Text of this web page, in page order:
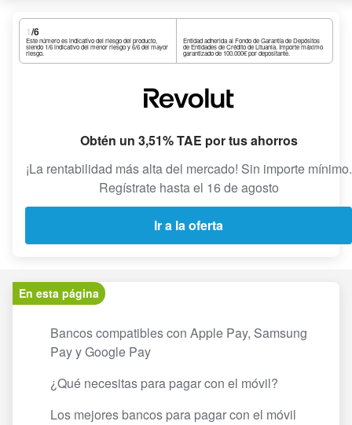
1/6
Este número es indicativo del riesgo del producto,
siendo 1/6 indicativo del menor riesgo y 6/6 del mayor
riesgo.
Entidad adherida al Fondo de Garantía de Depósitos
de Entidades de Crédito de Lituania. Importe máximo
garantizado de 100.000€ por depositante.
Obtén un 3,51% TAE por tus ahorros
¡La rentabilidad más alta del mercado! Sin importe mínimo.
Regístrate hasta el 16 de agosto
Ir a la oferta
En esta página
Bancos compatibles con Apple Pay, Samsung
Pay y Google Pay
¿Qué necesitas para pagar con el móvil?
Los mejores bancos para pagar con el móvil